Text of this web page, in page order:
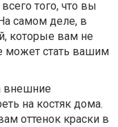
того, что вы
самом деле, в
которые вам не
может стать вашим
внешние
на костяк дома.
оттенок краски в